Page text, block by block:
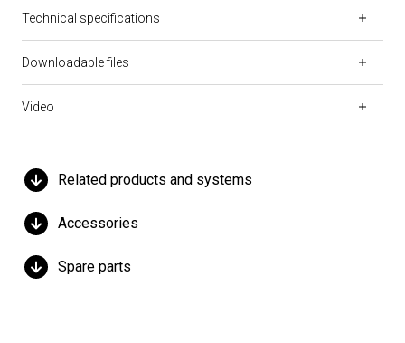
Technical specifications
Downloadable files
Video
Related products and systems
Accessories
Spare parts